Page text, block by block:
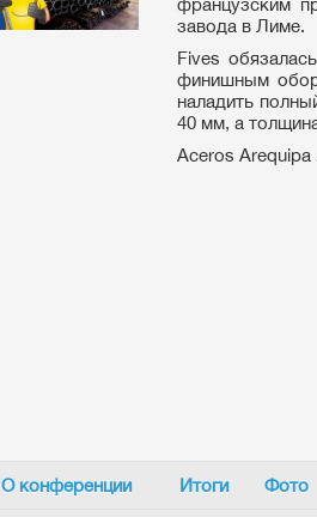
французским
завода в Лиме.
Fives
финишным
наладить
40 мм, а
Aceros Arequipa
О конференции Итоги Фото